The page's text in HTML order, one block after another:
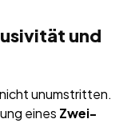
und
unumstritten.
eines Zwei-